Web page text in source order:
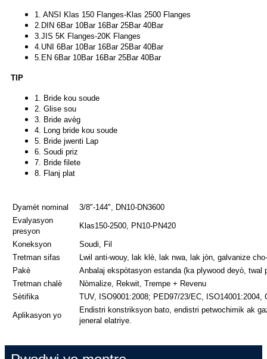
1. ANSI Klas 150 Flanges-Klas 2500 Flanges
2.DIN 6Bar 10Bar 16Bar 25Bar 40Bar
3.JIS 5K Flanges-20K Flanges
4.UNI 6Bar 10Bar 16Bar 25Bar 40Bar
5.EN 6Bar 10Bar 16Bar 25Bar 40Bar
TIP
1. Bride kou soude
2. Glise sou
3. Bride avèg
4. Long bride kou soude
5. Bride jwenti Lap
6. Soudi priz
7. Bride filete
8. Flanj plat
Dyamèt nominal
3/8"-144", DN10-DN3600
Evalyasyon
presyon
Klas150-2500, PN10-PN420
Koneksyon
Soudi, Fil
Tretman sifas
Lwil anti-wouy, lak klè, lak nwa, lak jòn, galvanize
Pakè
Anbalaj ekspòtasyon estanda (ka plywood deyò, twal
Tretman chalè
Nòmalize, Rekwit, Trempe + Revenu
Sètifika
TUV, ISO9001:2008; PED97/23/EC, ISO14001:2004,
Aplikasyon yo
Endistri konstriksyon bato, endistri petwochimik ak
jeneral elatriye.